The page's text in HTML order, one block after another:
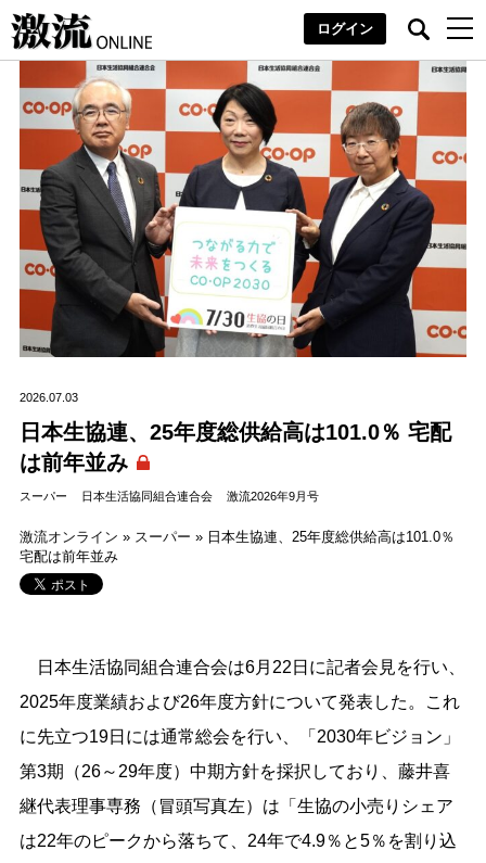
ログイン
2026.07.03
日本生協連、25年度総供給高は101.0％ 宅配
は前年並み
スーパー 日本生活協同組合連合会 激流2026年9月号
激流オンライン » スーパー » 日本生協連、25年度総供給高は101.0％
宅配は前年並み
日本生活協同組合連合会は6月22日に記者会見を行い、
2025年度業績および26年度方針について発表した。これ
に先立つ19日には通常総会を行い、「2030年ビジョン」
第3期（26～29年度）中期方針を採択しており、藤井喜
継代表理事専務（冒頭写真左）は「生協の小売りシェア
は22年のピークから落ちて、24年で4.9％と5％を割り込